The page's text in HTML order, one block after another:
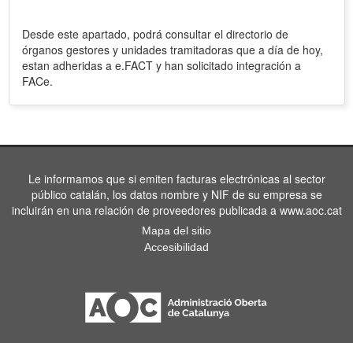
Desde este apartado, podrá consultar el directorio de
órganos gestores y unidades tramitadoras que a día de hoy,
estan adheridas a e.FACT y han solicitado integración a
FACe.
Le informamos que si emiten facturas electrónicas al sector
público catalán, los datos nombre y NIF de su empresa se
incluirán en una relación de proveedores publicada a www.aoc.cat
Mapa del sitio
Accesibilidad